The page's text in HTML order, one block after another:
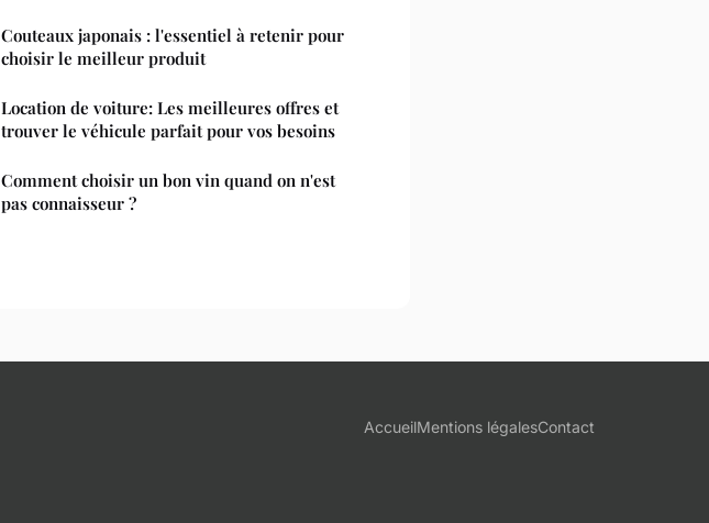
Couteaux japonais : l'essentiel à retenir pour
choisir le meilleur produit
Location de voiture: Les meilleures offres et
trouver le véhicule parfait pour vos besoins
Comment choisir un bon vin quand on n'est
pas connaisseur ?
AccueilMentions légalesContact